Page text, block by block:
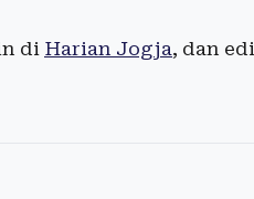
di Harian Jogja, dan